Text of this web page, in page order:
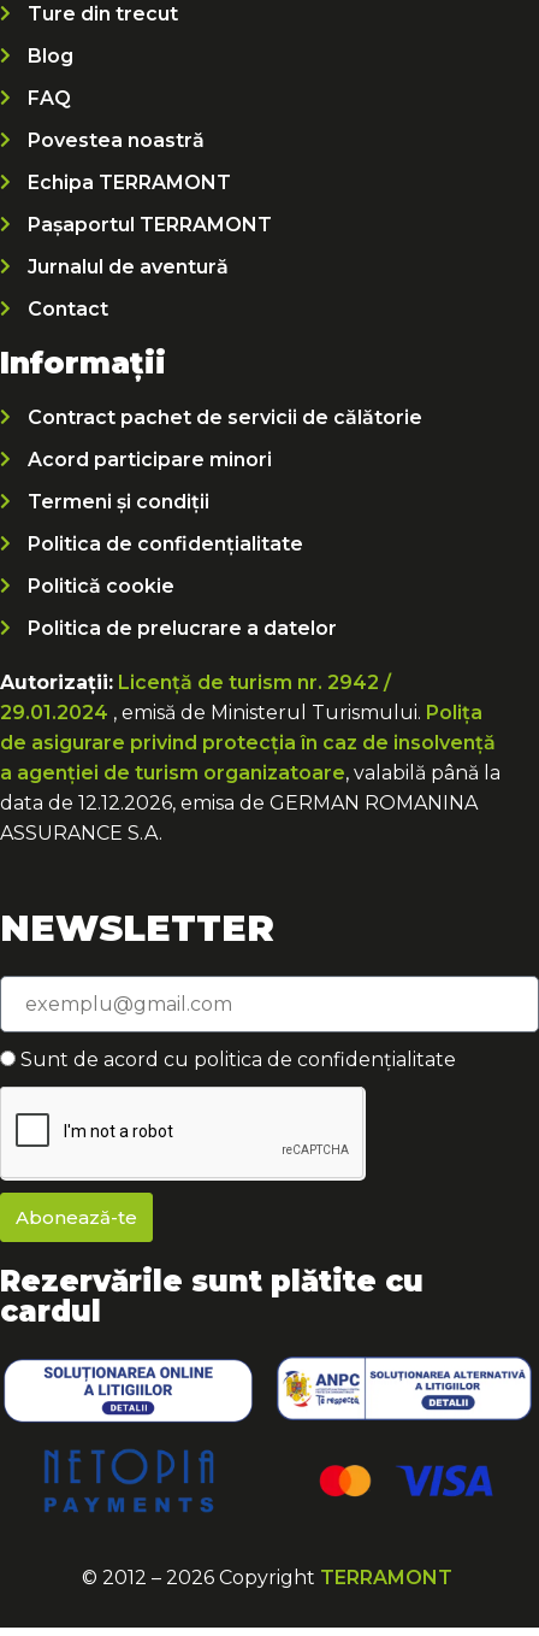
Ture din trecut
Blog
FAQ
Povestea noastră
Echipa TERRAMONT
Pașaportul TERRAMONT
Jurnalul de aventură
Contact
Informații
Contract pachet de servicii de călătorie
Acord participare minori
Termeni și condiții
Politica de confidențialitate
Politică cookie
Politica de prelucrare a datelor
Autorizații: Licență de turism nr. 2942 /
29.01.2024 , emisă de Ministerul Turismului. Polița
de asigurare privind protecția în caz de insolvență
a agenției de turism organizatoare, valabilă până la
data de 12.12.2026, emisa de GERMAN ROMANINA
ASSURANCE S.A.
NEWSLETTER
Sunt de acord cu politica de confidențialitate
Abonează-te
Rezervările sunt plătite cu
cardul
© 2012 – 2026 Copyright TERRAMONT